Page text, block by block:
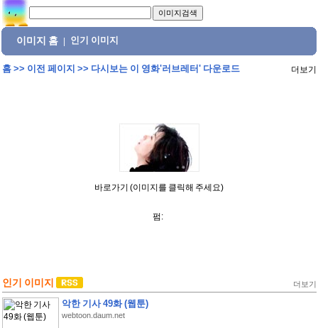
이미지 홈 인기 이미지
홈>> 이전 페이지 >> 다시보는 이 영화'러브레터' 다운로드 더보기
바로가기 (이미지를 클릭해 주세요)
펌:
인기 이미지 더보기
악한 기사 49화 (웹툰)
webtoon.daum.net